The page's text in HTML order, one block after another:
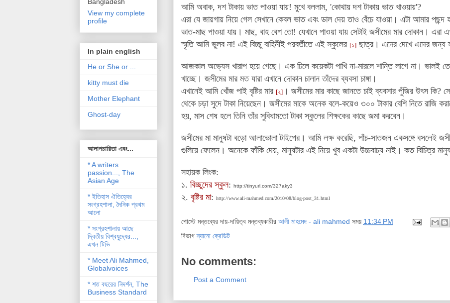
আমি অবাক, দশ টাকায় ভাত পাওয়া যায়! মুখে বললাম, 'কোথায় দশ টাকায় ভাত খাওয়ায়'?
এরা যে জায়গায় নিয়ে গেল সেখানে কেবল ভাত এবং ডাল দেয় তাও বেঁচে যাওয়া। এটা আমার
ভাত-মাছ পাওয়া যায়। মাছ, বাহ বেশ তো! যেখানে পাওয়া যায় সেটাই জসীমের মার দোকান। এরা
স্মৃতি আমি ভুলব না! এই বিচ্ছু বাহিনীই পরবর্তীতে এই স্কুলের [১]ছাত্র। এদের দেখে এদের জন্য
আজকাল অভ্যেস খারাপ হয়ে গেছে। এক ঢিলে কয়েকটা পাখি না-মারলে শান্তি লাগে না। ভালই
খাচ্ছে। জসীমের মার মত যারা এখানে দোকান চালান তাঁদের ব্যবসা চাঙ্গা।
এখানেই আমি খোঁজ পাই বৃষ্টির মার [২]। জসীমের মার কাছে জানতে চাই ব্যবসার পুঁজির উৎস কি?
থেকে চড়া সুদে টাকা নিয়েছেন। জসীমের মাকে অনেক বলে-কয়েও ৩০০ টাকার বেশি নিতে রাজি
হয়, মাস শেষ হলে তিনি তাঁর সুবিধামতো টাকা স্কুলের শিক্ষকের কাছে জমা করবেন।
জসীমের মা মানুষটা বড়ো আলাভোলা টাইপের। আমি লক্ষ করেছি, পাঁচ-সাতজন একসঙ্গে বসলেই
গুলিয়ে ফেলেন। অনেকে ফাঁকি দেয়, মানুষটার এই নিয়ে খুব একটা উচ্চবাচ্য নাই। কত বিচিত্র
সহায়ক লিংক:
১. বিচ্ছুদের স্কুল: http://tinyurl.com/327aky3
২. বৃষ্টির মা: http://www.ali-mahmed.com/2010/08/blog-post_31.html
পোস্টে মন্তব্যের দায়-দায়িত্ব মন্তব্যকারীর আলী মাহমেদ - ali mahmed সময় 11:34 PM
বিভাগন্যানো ক্রেডিট
No comments:
Post a Comment
View my complete
profile
In plain english
He or She or ...
kitty must die
Mother Elephant
Ghost-day
আলাপচারিতা এবং...
* A writers
passion..., The
Asian Age
* ইতিহাস ঐতিহ্যের
সংগ্রহশালা, দৈনিক প্রথম
আলো
* সংগ্রহশালায় আছে
দ্বিতীয় বিশ্বযু্দ্ধের...,
এখন টিভি
* Meet Ali Mahmed,
Globalvoices
* শত বছরের নিদর্শন, The
Business Standard